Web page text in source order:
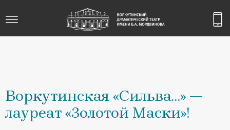
Воркутинская «Сильва…» —
лауреат «Золотой Маски»!